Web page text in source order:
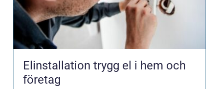
Elinstallation trygg el i hem och
företag